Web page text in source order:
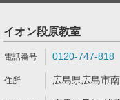
イオン段原教室
0120-747-818
広島県広島市